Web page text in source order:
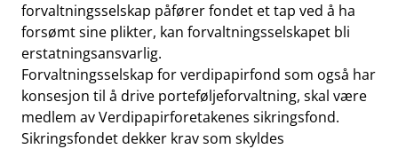
forvaltningsselskap påfører fondet et tap ved å ha
forsømt sine plikter, kan forvaltningsselskapet bli
erstatningsansvarlig.
Forvaltningsselskap for verdipapirfond som også har
konsesjon til å drive porteføljeforvaltning, skal være
medlem av Verdipapirforetakenes sikringsfond.
Sikringsfondet dekker krav som skyldes